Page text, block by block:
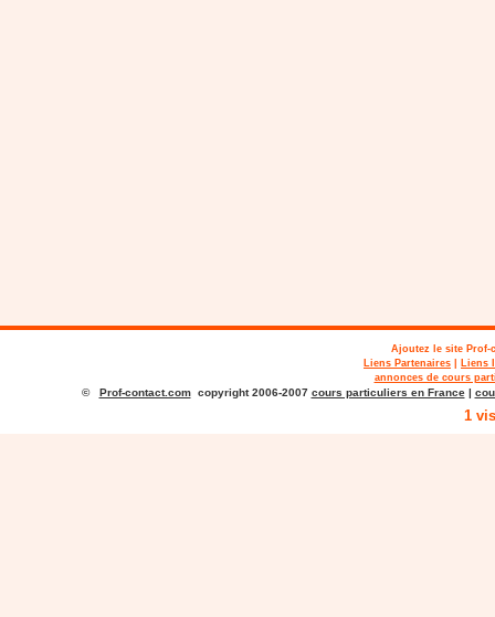
Ajoutez le site Prof-
Liens Partenaires | Liens
annonces de cours
© Prof-contact.comcopyright 2006-2007 cours particuliers en France|
1